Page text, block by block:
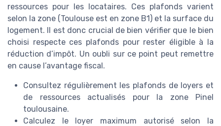
ressources pour les locataires. Ces plafonds varient
selon la zone (Toulouse est en zone B1) et la surface du
logement. Il est donc crucial de bien vérifier que le bien
choisi respecte ces plafonds pour rester éligible à la
réduction d’impôt. Un oubli sur ce point peut remettre
en cause l’avantage fiscal.
Consultez régulièrement les plafonds de loyers et
de ressources actualisés pour la zone Pinel
toulousaine.
Calculez le loyer maximum autorisé selon la